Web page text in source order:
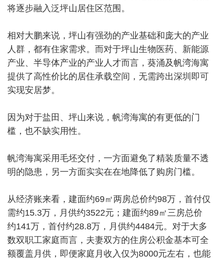
将逐步融入泛坪山居住区范围。
相对大鹏来说，坪山有强劲的产业基础和庞大的产业
人群，都有住家需求。而对于坪山生物医药、新能源
产业、半导体产业的产业人才而言，葵涌及帆湾海寓
提供了高性价比的居住承载空间，无需跨出深圳即可
实现安居梦。
因为对于盐田、坪山来说，帆湾海寓的有更低的门
槛，也不缺实用性。
帆湾海寓采用毛坯交付，一方面避免了精装质量不透
明的隐患，另一方面实实在在地降低了购房门槛。
从经济账来看，建面约69㎡两房总价约98万，首付仅
需约15.3万，月供约3522元；建面约89㎡三房总价
约141万，首付约28.8万，月供约4484元。对于大多
数双职工家庭而言，夫妻双方的住房公积金基本可全
额覆盖月供，即便家庭月收入仅为8000元左右，也能